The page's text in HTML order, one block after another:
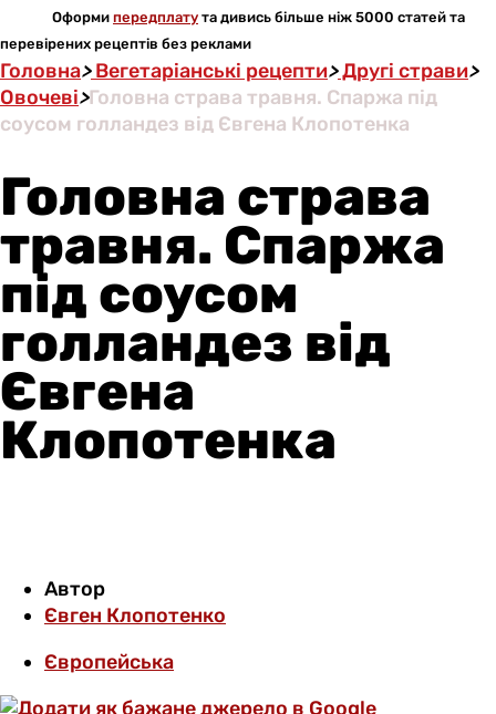
Оформи передплату та дивись більше ніж 5000 статей та
перевірених рецептів без реклами
Головна>Вегетаріанські рецепти>Другі страви>
Овочеві>Головна страва травня. Спаржа під
соусом голландез від Євгена Клопотенка
Головна страва
травня. Спаржа
під соусом
голландез від
Євгена
Клопотенка
Автор
Євген Клопотенко
Європейська